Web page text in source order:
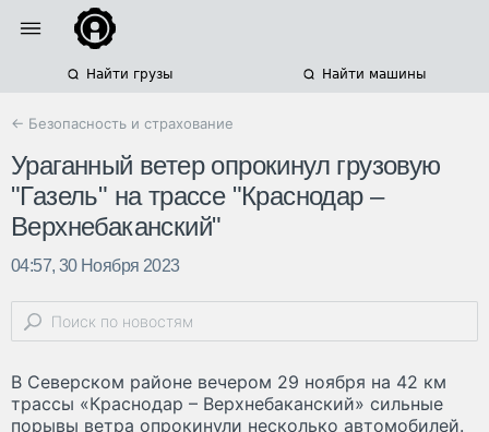
Найти грузы Найти машины
← Безопасность и страхование
Ураганный ветер опрокинул грузовую
"Газель" на трассе "Краснодар –
Верхнебаканский"
04:57, 30 Ноября 2023
В Северском районе вечером 29 ноября на 42 км
трассы «Краснодар – Верхнебаканский» сильные
порывы ветра опрокинули несколько автомобилей.